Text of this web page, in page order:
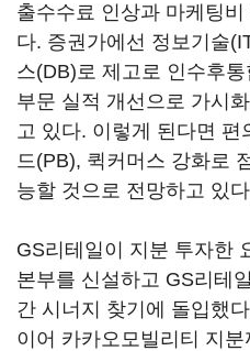
출수수료 인상과 마케팅비
다. 증권가에선 정보기술
스(DB)로 제고로 인수후
부문 실적 개선으로 가시
고 있다. 이렇게 된다면 편
드(PB), 퀵커머스 강화로
능할 것으로 전망하고 있
GS리테일이 지분 투자한
본부를 신설하고 GS리테
간 시너지 찾기에 돌입했
이어 카카오모빌리티 지